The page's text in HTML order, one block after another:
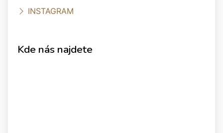
INSTAGRAM
Kde nás najdete